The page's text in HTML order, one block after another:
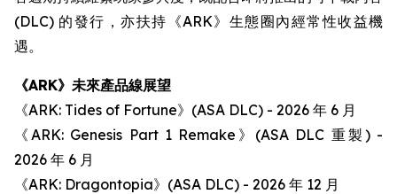
(DLC) 的發行，亦扶持《ARK》生態圈內經常性收益機
遇。
《ARK》未來產品線展望
《ARK: Tides of Fortune》(ASA DLC) - 2026 年 6 月
《ARK: Genesis Part 1 Remake》(ASA DLC 重製) -
2026 年 6 月
《ARK: Dragontopia》(ASA DLC) - 2026 年 12 月